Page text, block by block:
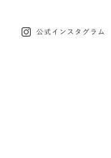
公式インスタグラム